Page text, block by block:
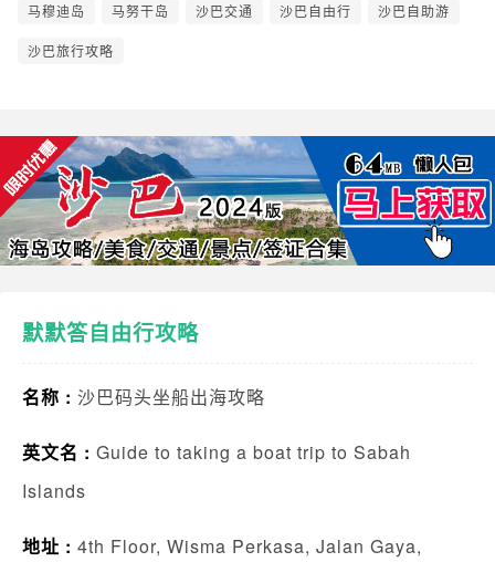
马穆迪岛 马努干岛 沙巴交通 沙巴自由行 沙巴自助游
沙巴旅行攻略
默默答自由行攻略
名称 : 沙巴码头坐船出海攻略
英文名 : Guide to taking a boat trip to Sabah
Islands
地址 : 4th Floor, Wisma Perkasa, Jalan Gaya,